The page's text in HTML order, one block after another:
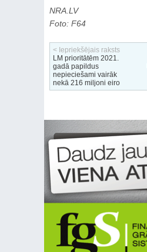
NRA.LV
Foto: F64
< Iepriekšējais raksts
LM prioritātēm 2021.
gadā papildus
nepieciešami vairāk
nekā 216 miljoni eiro